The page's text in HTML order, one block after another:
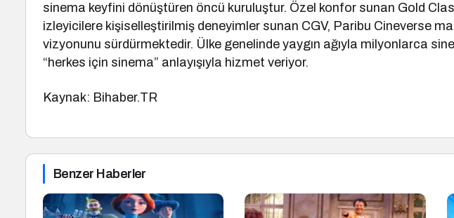
sinema keyfini dönüştüren öncü kuruluştur. Özel konfor sunan Gold
izleyicilere kişiselleştirilmiş deneyimler sunan CGV, Paribu Cineverse
vizyonunu sürdürmektedir. Ülke genelinde yaygın ağıyla milyonlarca
“herkes için sinema” anlayışıyla hizmet veriyor.
Kaynak: Bihaber.TR
Benzer Haberler